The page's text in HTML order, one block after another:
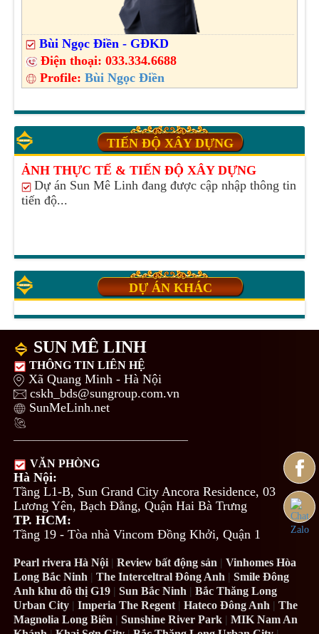
Bùi Ngọc Điền - GĐKD
Điện thoại:033.334.6688
Profile:Bùi Ngọc Điền
TIẾN ĐỘ XÂY DỰNG
ẢNH THỰC TẾ & TIẾN ĐỘ XÂY DỰNG
Dự án Sun Mê Linh đang được cập nhập thông tin
tiến độ...
DỰ ÁN KHÁC
SUN MÊ LINH
THÔNG TIN LIÊN HỆ
Xã Quang Minh - Hà Nội
cskh_bds@sungroup.com.vn
SunMeLinh.net
VĂN PHÒNG
Hà Nội:
Tầng L1-B, Sun Grand City Ancora Residence, 03
Lương Yên, Bạch Đằng, Quận Hai Bà Trưng
TP. HCM:
Tầng 19 - Tòa nhà Vincom Đồng Khởi, Quận 1
Pearl rivera Hà Nội |Review bất động sản |Vinhomes Hòa
Long Bắc Ninh |The Interceltral Đông Anh |Smile Đông
Anh khu đô thị G19 |Sun Bắc Ninh |Bắc Thăng Long
Urban City |Imperia The Regent |Hateco Đông Anh |The
Magnolia Long Biên |Sunshine River Park |MIK Nam An